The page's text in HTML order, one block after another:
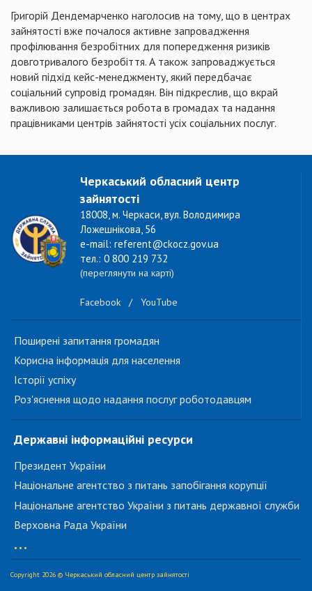
Григорій Дендемарченко наголосив на тому, що в центрах
зайнятості вже почалося активне запровадження
профілювання безробітних для попередження ризиків
довготривалого безробіття. А також запроваджується
новий підхід кейс-менеджменту, який передбачає
соціальний супровід громадян. Він підкреслив, що вкрай
важливою залишається робота в громадах та надання
працівниками центрів зайнятості усіх соціальних послуг.
Черкаський обласний центр
зайнятості
18008, м. Черкаси, вул. Володимира
Ложешнікова, 56
e-mail: referent@ckocz.gov.ua
тел.: 0 800 219 732
(переглянути на карті)
Facebook / YouTube
Поширені запитання громадян
Корисна інформація для населення
Історії успіху
Роз'яснення щодо надання послуг роботодавцям
Державні інформаційні ресурси
Президент України
Національне агентство з питань запобігання корупції
Національне агентство України з питань державної служби
Верховна Рада України
...
Copyright 2026 © Черкаський обласний центр зайнятості